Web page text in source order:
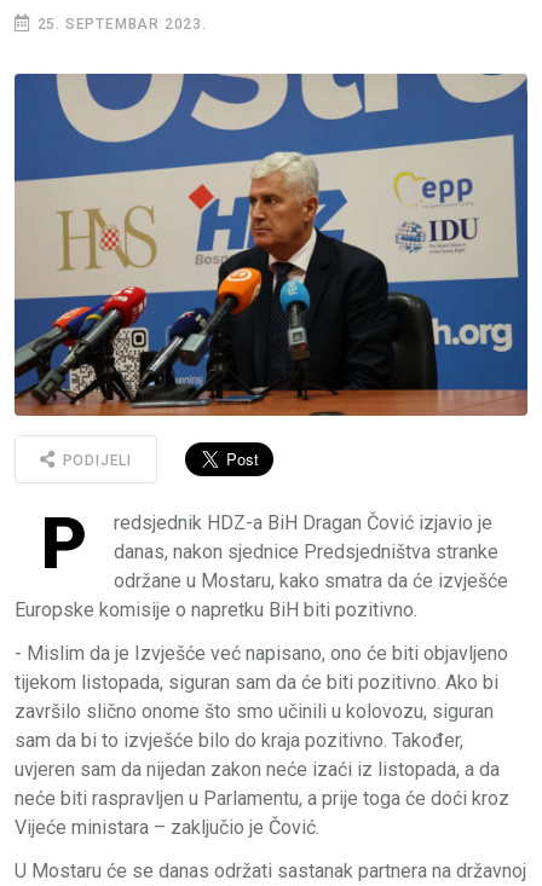
25. SEPTEMBAR 2023.
PODIJELI
P
redsjednik HDZ-a BiH Dragan Čović izjavio je
danas, nakon sjednice Predsjedništva stranke
održane u Mostaru, kako smatra da će izvješće
Europske komisije o napretku BiH biti pozitivno.
- Mislim da je Izvješće već napisano, ono će biti objavljeno
tijekom listopada, siguran sam da će biti pozitivno. Ako bi
završilo slično onome što smo učinili u kolovozu, siguran
sam da bi to izvješće bilo do kraja pozitivno. Također,
uvjeren sam da nijedan zakon neće izaći iz listopada, a da
neće biti raspravljen u Parlamentu, a prije toga će doći kroz
Vijeće ministara – zaključio je Čović.
U Mostaru će se danas održati sastanak partnera na državnoj